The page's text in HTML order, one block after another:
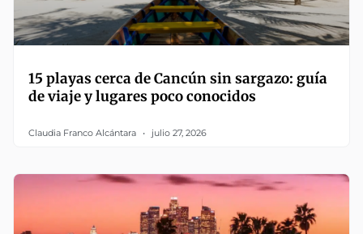
15 playas cerca de Cancún sin sargazo: guía
de viaje y lugares poco conocidos
Claudia Franco Alcántara julio 27, 2026